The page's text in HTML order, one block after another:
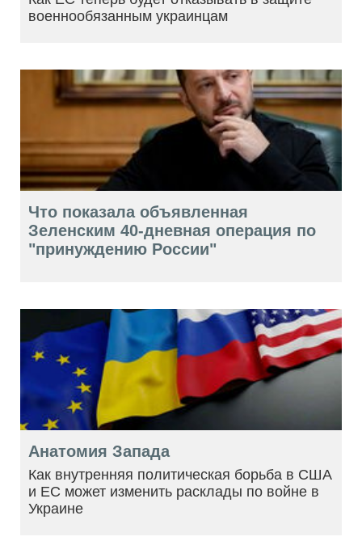
военнообязанным украинцам
Что показала объявленная
Зеленским 40-дневная операция по
"принуждению России"
Анатомия Запада
Как внутренняя политическая борьба в США
и ЕС может изменить расклады по войне в
Украине